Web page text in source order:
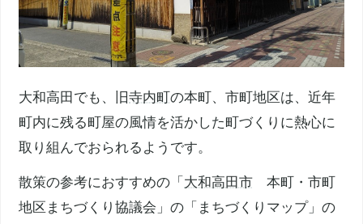
大和高田でも、旧寺内町の本町、市町地区は、近年
町内に残る町屋の風情を活かした町づくりに熱心に
取り組んでおられるようです。
散策の参考におすすめの「 大和高田市 本町・市町
地区まちづくり協議会」の「まちづくりマップ」の